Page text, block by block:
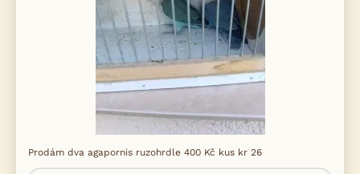
Prodám dva agapornis ruzohrdle 400 Kč kus kr 26